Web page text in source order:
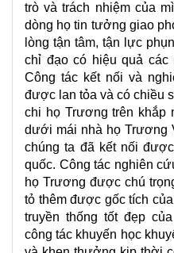
trò và trách nhiệm của
dòng họ tin tưởng giao
lòng tận tâm, tận lực
chỉ đạo có hiệu quả các
Công tác kết nối và
được lan tỏa và có chiều
chi họ Trương trên khắp
dưới mái nhà họ Trương
chúng ta đã kết nối
quốc. Công tác nghiên
họ Trương được chú
tỏ thêm được gốc tích
truyền thống tốt đẹp
công tác khuyến học